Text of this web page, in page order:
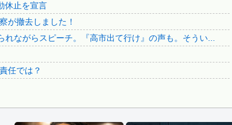
財源言わない減税は無責任！→使い方言わないのも無責任では...
日本旅行キャンセルすべきか…1万年ぶり史上最大級の火山の...
無気力な韓国代表、オーストリアにも0-1で敗北…3月のA...
韓国代表、コートジボワールに0対4で完敗＝韓国の反応
休止を宣言
が撤去しました！
れながらスピーチ。『高市出て行け』の声も。そうい...
任では？